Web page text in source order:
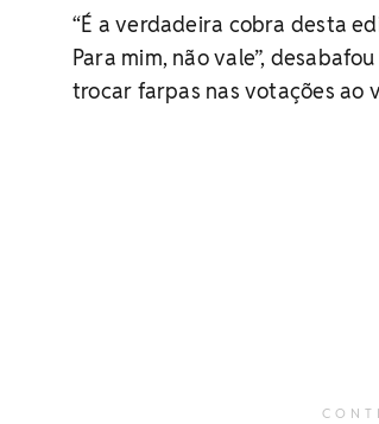
“É a verdadeira cobra desta
Para mim, não vale”,
trocar farpas nas votações ao